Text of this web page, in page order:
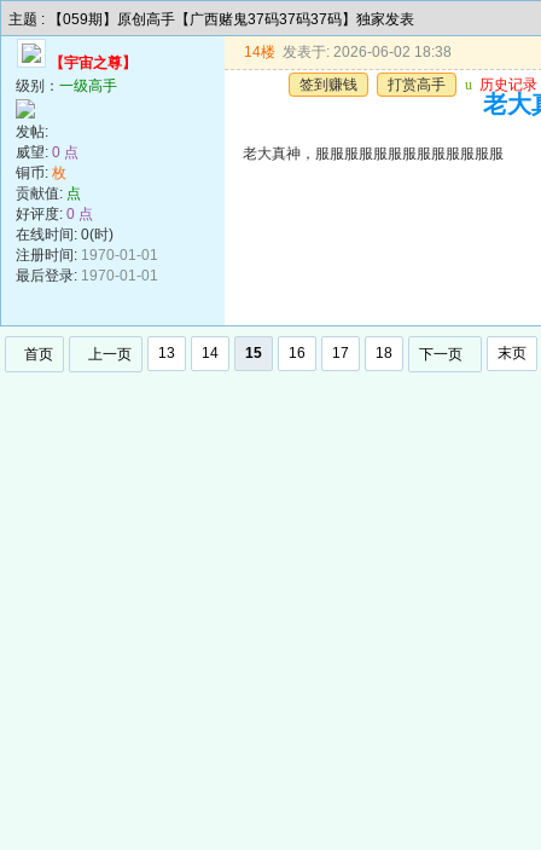
主题 : 【059期】原创高手【广西赌鬼37码37码37码】独家发表
【宇宙之尊】
级别： 一级高手
发帖:
威望: 0 点
铜币: 枚
贡献值: 点
好评度: 0 点
在线时间: 0(时)
注册时间: 1970-01-01
最后登录: 1970-01-01
14楼 发表于: 2026-06-02 18:38
签到赚钱
打赏高手 u 历史记录
老大
老大真神，服服服服服服服服服服服服服
首页 上一页 13 14 15 16 17 18 下一页 末页